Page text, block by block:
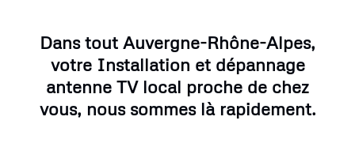
Dans tout Auvergne-Rhône-Alpes,
votre Installation et dépannage
antenne TV local proche de chez
vous, nous sommes là rapidement.